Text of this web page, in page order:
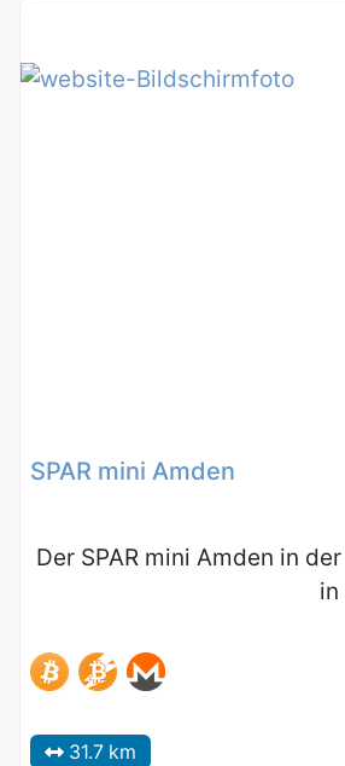
SPAR mini Amden
Der SPAR mini Amden in
in
31.7 km